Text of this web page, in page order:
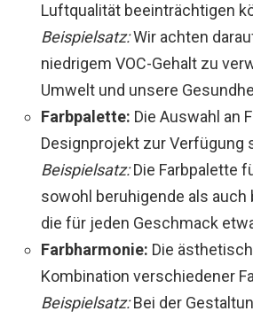
Luftqualität beeinträchtigen
Beispielsatz:Wir achten
niedrigem VOC-Gehalt zu
Umwelt und unsere
Farbpalette: Die Auswahl an
Designprojekt zur Verfügung
Beispielsatz:Die Farbpalette
sowohl beruhigende als auch
die für jeden Geschmack
Farbharmonie: Die
Kombination verschiedener
Beispielsatz:Bei der